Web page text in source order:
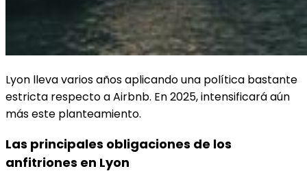
Lyon lleva varios años aplicando una política bastante
estricta respecto a Airbnb. En 2025, intensificará aún
más este planteamiento.
Las principales obligaciones de los
anfitriones en Lyon